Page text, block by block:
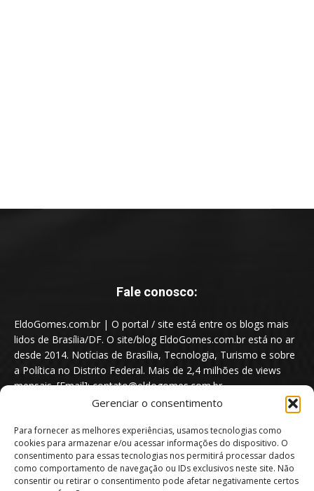
Gerenciar o consentimento
Para fornecer as melhores experiências, usamos tecnologias como
cookies para armazenar e/ou acessar informações do dispositivo. O
consentimento para essas tecnologias nos permitirá processar dados
como comportamento de navegação ou IDs exclusivos neste site. Não
consentir ou retirar o consentimento pode afetar negativamente certos
Fale conosco:
EldoGomes.com.br | O portal / site está entre os blogs mais
lidos de Brasília/DF. O site/blog EldoGomes.com.br está no ar
desde 2014. Notícias de Brasília, Tecnologia, Turismo e sobre
a Política no Distrito Federal. Mais de 2,4 milhões de views
mensais. [Email]: contato@eldogomes.com.br